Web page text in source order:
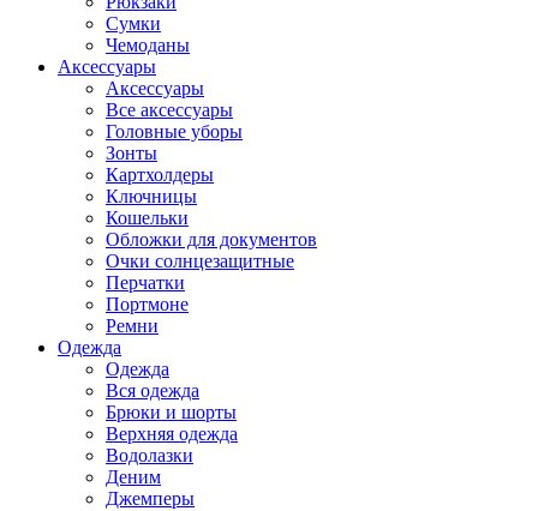
Сумки
Чемоданы
Аксессуары
Аксессуары
Все аксессуары
Головные уборы
Зонты
Картхолдеры
Ключницы
Кошельки
Обложки для документов
Очки солнцезащитные
Перчатки
Портмоне
Ремни
Одежда
Одежда
Вся одежда
Брюки и шорты
Верхняя одежда
Водолазки
Деним
Джемперы